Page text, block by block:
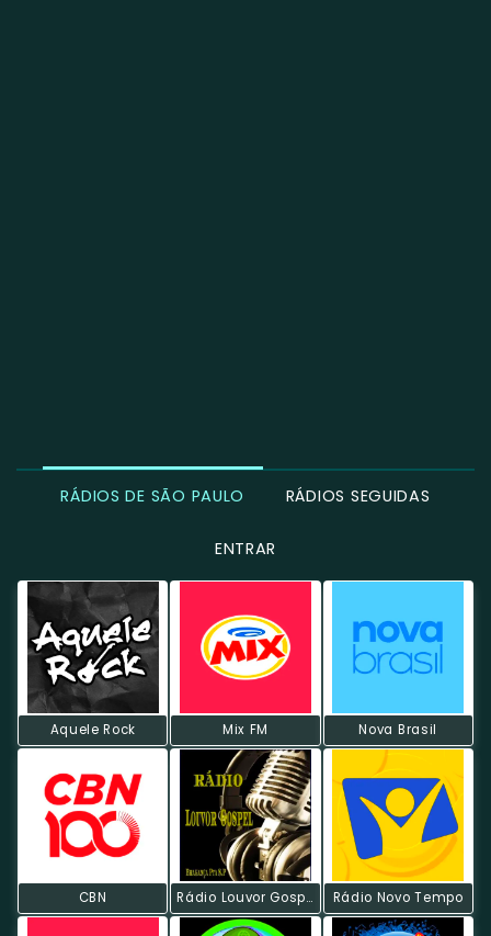
RÁDIOS DE SÃO PAULO RÁDIOS SEGUIDAS
ENTRAR
Aquele Rock Mix FM Nova Brasil
CBN Rádio Louvor Gospel Rádio Novo Tempo